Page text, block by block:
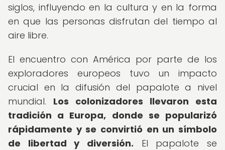
siglos, influyendo en la cultura y en la forma
en que las personas disfrutan del tiempo al
aire libre.
El encuentro con América por parte de los
exploradores europeos tuvo un impacto
crucial en la difusión del papalote a nivel
mundial. Los colonizadores llevaron esta
tradición a Europa, donde se popularizó
rápidamente y se convirtió en un símbolo
de libertad y diversión. El papalote se